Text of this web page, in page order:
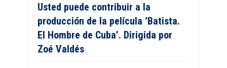
Usted puede contribuir a la
producción de la película ‘Batista.
El Hombre de Cuba’. Dirigida por
Zoé Valdés